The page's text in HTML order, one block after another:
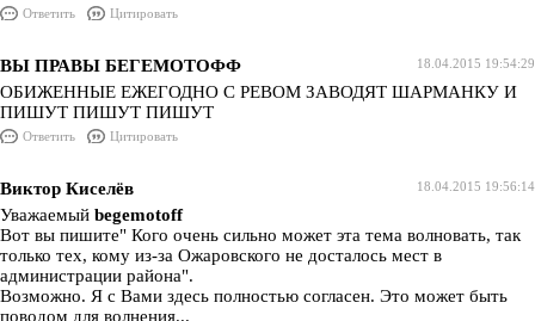
Ответить Цитировать
18.04.2015 19:54:29
ВЫ ПРАВЫ БЕГЕМОТОФФ
ОБИЖЕННЫЕ ЕЖЕГОДНО С РЕВОМ ЗАВОДЯТ ШАРМАНКУ И
ПИШУТ ПИШУТ ПИШУТ
Ответить Цитировать
18.04.2015 19:56:14
Виктор Киселёв
Уважаемый begemotoff
Вот вы пишите" Кого очень сильно может эта тема волновать, так
только тех, кому из-за Ожаровского не досталось мест в
администрации района".
Возможно. Я с Вами здесь полностью согласен. Это может быть
поводом для волнения...